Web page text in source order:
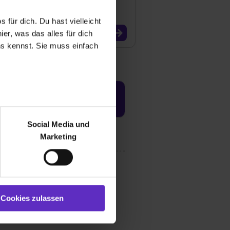
für dich. Du hast vielleicht
was das alles für dich
kennst. Sie muss einfach
bei Benutzung der
zu analysieren
soziale Medien, Werbung
bereitgestellt hast oder die
auch damit
Social Media und
Marketing
Cookies zulassen